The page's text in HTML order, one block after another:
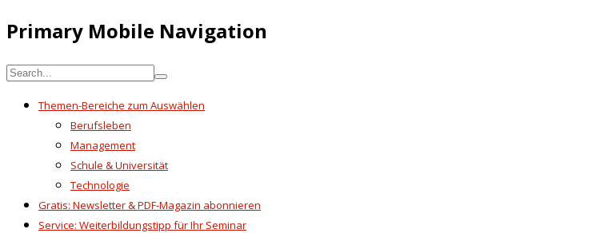
Primary Mobile Navigation
Themen-Bereiche zum Auswählen
Berufsleben
Management
Schule & Universität
Technologie
Gratis: Newsletter & PDF-Magazin abonnieren
Service: Weiterbildungstipp für Ihr Seminar